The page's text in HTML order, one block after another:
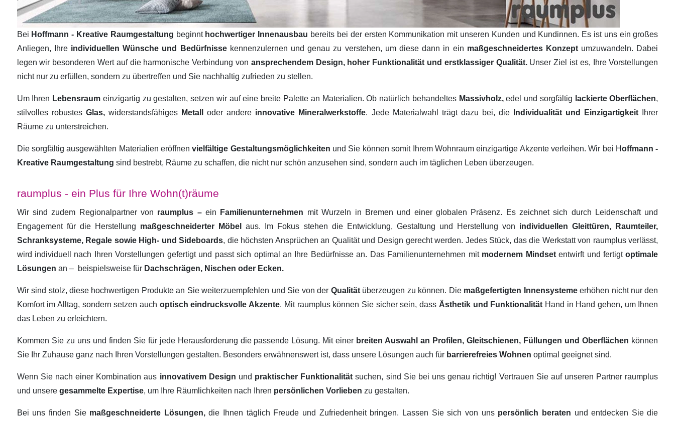
Bei Hoffmann - Kreative Raumgestaltung beginnt hochwertiger Innenausbau bereits bei der ersten Kommunikation mit unseren Kunden und Kundinnen. Es ist uns ein großes
Anliegen, Ihre individuellen Wünsche und Bedürfnisse kennenzulernen und genau zu verstehen, um diese dann in ein maßgeschneidertes Konzept umzuwandeln. Dabei
legen wir besonderen Wert auf die harmonische Verbindung von ansprechendem Design, hoher Funktionalität und erstklassiger Qualität.Unser Ziel ist es, Ihre Vorstellungen
nicht nur zu erfüllen, sondern zu übertreffen und Sie nachhaltig zufrieden zu stellen.
Um Ihren Lebensraum einzigartig zu gestalten, setzen wir auf eine breite Palette an Materialien. Ob natürlich behandeltes Massivholz,edel und sorgfältig lackierte Oberflächen,
stilvolles robustes Glas,widerstandsfähiges Metalloder andere innovative Mineralwerkstoffe. Jede Materialwahl trägt dazu bei, die Individualität und Einzigartigkeit
Ihrer
Räume zu unterstreichen.
Die sorgfältig ausgewählten Materialien eröffnenvielfältige Gestaltungsmöglichkeiten und Sie können somit Ihrem Wohnraum einzigartige Akzente verleihen. Wir bei Hoffmann -
Kreative Raumgestaltung sind bestrebt, Räume zu schaffen, die nicht nur schön anzusehen sind, sondern auch im täglichen Leben überzeugen.
raumplus - ein Plus für Ihre Wohn(t)räume
Wir sind zudem Regionalpartner von raumplus –ein Familienunternehmen mit Wurzeln in Bremen und einer globalen Präsenz. Es zeichnet sich durch Leidenschaft und
Engagement für die Herstellung maßgeschneiderter Möbelaus. Im Fokus stehen die Entwicklung, Gestaltung und Herstellung von individuellen Gleittüren, Raumteiler,
Schranksysteme, Regale sowie High- und Sideboards, die höchsten Ansprüchen an Qualität und Design gerecht werden. Jedes Stück, das die Werkstatt von raumplus verlässt,
wird individuell nach Ihren Vorstellungen gefertigt und passt sich optimal an Ihre Bedürfnisse an. Das Familienunternehmen mit modernem Mindsetentwirft und fertigtoptimale
Lösungen an – beispielsweise für Dachschrägen, Nischen oder Ecken.
Wir sind stolz, diese hochwertigen Produkte an Sie weiterzuempfehlen und Sie von der Qualität überzeugen zu können. Die maßgefertigten Innensystemeerhöhen nicht nur den
Komfort im Alltag, sondern setzen auch optisch eindrucksvolle Akzente. Mit raumplus können Sie sicher sein, dass Ästhetik und Funktionalität Hand in Hand gehen, um Ihnen
das Leben zu erleichtern.
Kommen Sie zu uns und finden Sie für jede Herausforderung die passende Lösung. Mit einer breiten Auswahl an Profilen, Gleitschienen, Füllungen und Oberflächen können
Sie Ihr Zuhause ganz nach Ihren Vorstellungen gestalten. Besonders erwähnenswert ist, dass unsere Lösungen auch für barrierefreies Wohnen optimal geeignet sind.
Wenn Sie nach einer Kombination aus innovativem Design und praktischer Funktionalitätsuchen, sind Sie bei uns genau richtig! Vertrauen Sie auf unseren Partner raumplus
und unsere gesammelte Expertise, um Ihre Räumlichkeiten nach Ihren persönlichen Vorlieben zu gestalten.
Bei uns finden Sie maßgeschneiderte Lösungen,die Ihnen täglich Freude und Zufriedenheit bringen. Lassen Sie sich von uns persönlich beraten und entdecken Sie die